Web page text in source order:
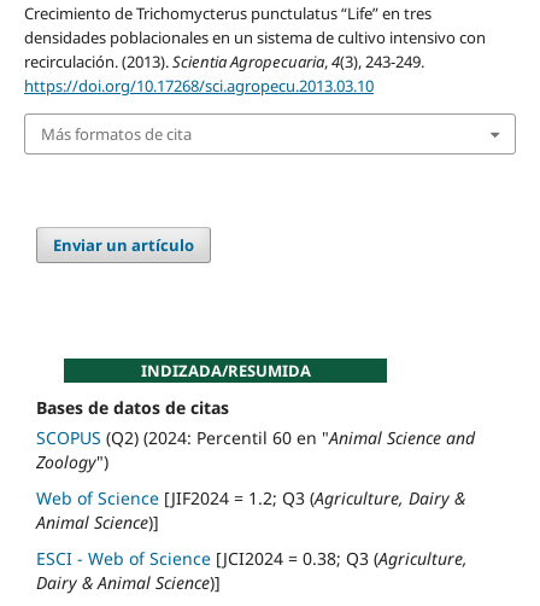
Crecimiento de Trichomycterus punctulatus “Life” en tres
densidades poblacionales en un sistema de cultivo intensivo con
recirculación. (2013).Scientia Agropecuaria,4(3), 243-249.
https://doi.org/10.17268/sci.agropecu.2013.03.10
Más formatos de cita
Enviar un artículo
INDIZADA/RESUMIDA
Bases de datos de citas
SCOPUS (Q2) (2024: Percentil 60 en "Animal Science and
Zoology")
Web of Science [JIF2024 = 1.2; Q3 (Agriculture, Dairy &
Animal Science)]
ESCI - Web of Science [JCI2024 = 0.38; Q3 (Agriculture,
Dairy & Animal Science)]